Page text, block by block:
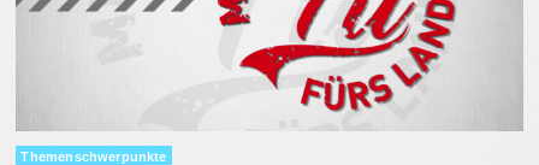
Themenschwerpunkte